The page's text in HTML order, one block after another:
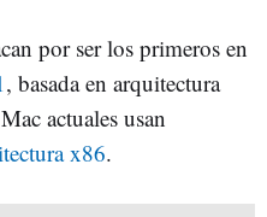
por ser los primeros en
, basada en arquitectura
actuales usan
x86.